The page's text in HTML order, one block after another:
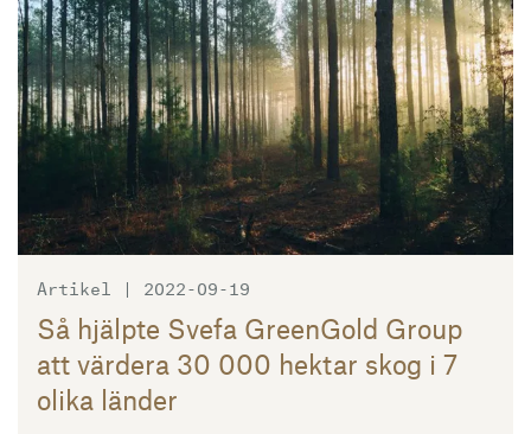
Artikel | 2022-09-19
Så hjälpte Svefa GreenGold Group
att värdera 30 000 hektar skog i 7
olika länder